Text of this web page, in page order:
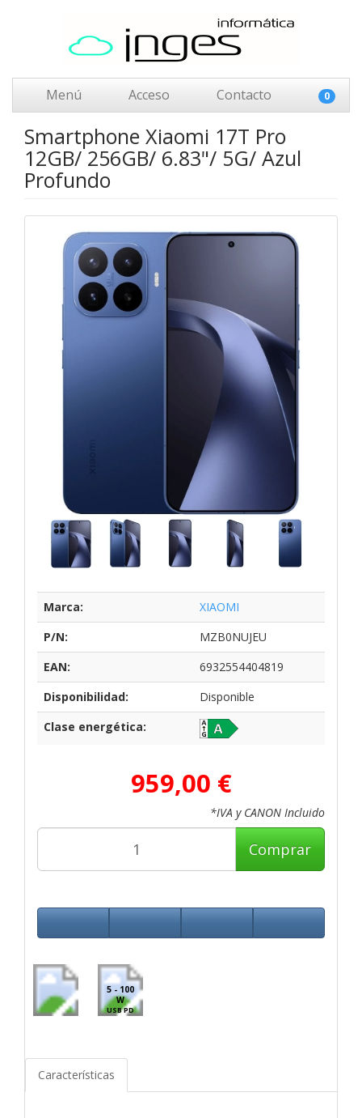
Menú Acceso Contacto 0
Smartphone Xiaomi 17T Pro
12GB/ 256GB/ 6.83"/ 5G/ Azul
Profundo
Marca:
XIAOMI
P/N:
MZB0NUJEU
EAN:
6932554404819
Disponibilidad:
Disponible
Clase energética:
959,00 €
*IVA y CANON Incluido
Comprar
5 - 100
W
USB PD
Características